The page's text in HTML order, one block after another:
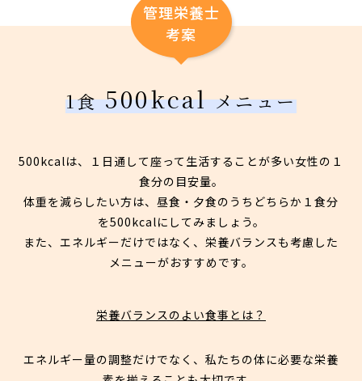
管理栄養士
考案
1食500kcalメニュー
500kcalは、１日通して座って生活することが多い女性の１
食分の目安量。
体重を減らしたい方は、昼食・夕食のうちどちらか１食分
を500kcalにしてみましょう。
また、エネルギーだけではなく、栄養バランスも考慮した
メニューがおすすめです。
栄養バランスのよい食事とは？
エネルギー量の調整だけでなく、私たちの体に必要な栄養